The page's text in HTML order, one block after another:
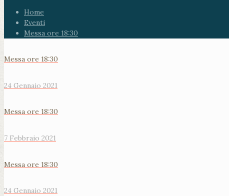
Home
Eventi
Messa ore 18:30
Messa ore 18:30
24 Gennaio 2021
Messa ore 18:30
7 Febbraio 2021
Messa ore 18:30
24 Gennaio 2021